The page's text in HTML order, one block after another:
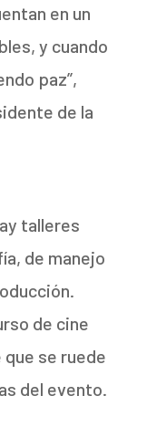
en un
y cuando
paz”,
de la
talleres
de manejo
de cine
se ruede
del evento.